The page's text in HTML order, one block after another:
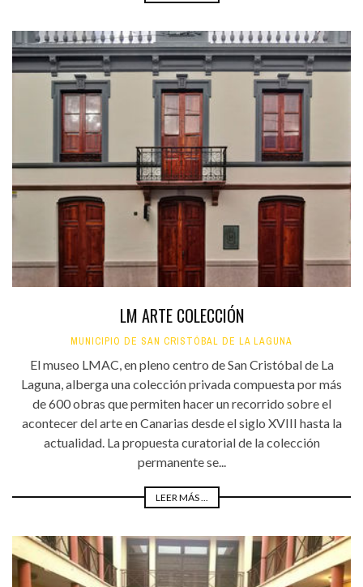
LM ARTE COLECCIÓN
MUNICIPIO DE SAN CRISTÓBAL DE LA LAGUNA
El museo LMAC, en pleno centro de San Cristóbal de La
Laguna, alberga una colección privada compuesta por más
de 600 obras que permiten hacer un recorrido sobre el
acontecer del arte en Canarias desde el siglo XVIII hasta la
actualidad. La propuesta curatorial de la colección
permanente se...
LEER MÁS ...